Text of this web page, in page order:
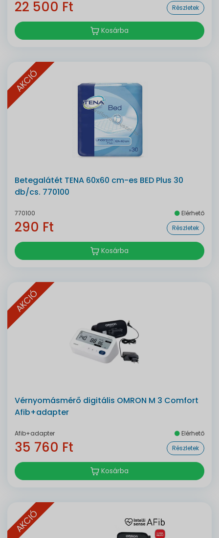
22 500 Ft Részletek
Kosárba
AKCIÓ
Betegalátét TENA 60x60 cm-es BED Plus 30
db/cs. 770100
770100 Elérhető
290 Ft Részletek
Kosárba
AKCIÓ
Vérnyomásmérő digitális OMRON M 3 Comfort
Afib+adapter
Afib+adapter Elérhető
35 760 Ft Részletek
Kosárba
AKCIÓ